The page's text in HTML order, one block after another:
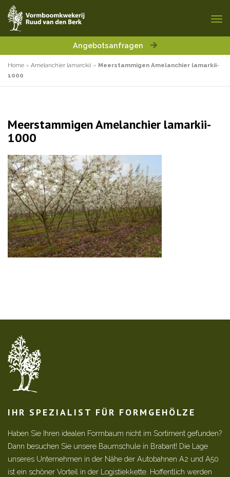
Angebotsanfragen
Home » Amelanchier lamarckii » Meerstammigen Amelanchier lamarkii-
1000
Meerstammigen Amelanchier lamarkii-
1000
IHR SPEZIALIST FÜR FORMGEHÖLZE
Haben Sie Ihren idealen Formbaum nicht im Sortiment gefunden?
Dann besuchen Sie unsere Baumschule in Brabant! Die Lage
unseres Unternehmen in der Nähe der Autobahnen A2 und A50
ist ein schöner Vorteil in der Logistiekkette. Hoffentlich werden